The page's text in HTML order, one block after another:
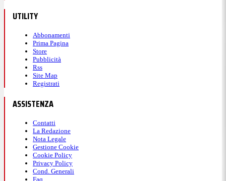
UTILITY
Abbonamenti
Prima Pagina
Store
Pubblicità
Rss
Site Map
Registrati
ASSISTENZA
Contatti
La Redazione
Nota Legale
Gestione Cookie
Cookie Policy
Privacy Policy
Cond. Generali
Faq